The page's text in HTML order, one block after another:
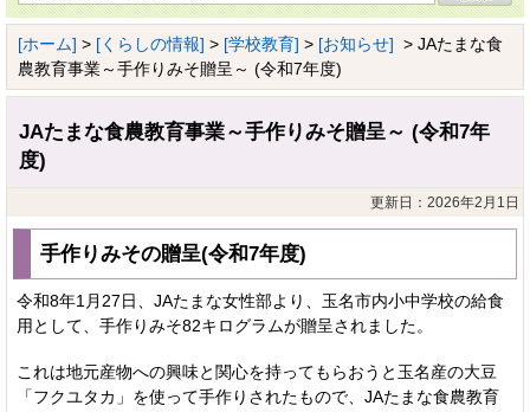
[ホーム] > [くらしの情報] > [学校教育] > [お知らせ] > JAたまな食
農教育事業～手作りみそ贈呈～ (令和7年度)
JAたまな食農教育事業～手作りみそ贈呈～ (令和7年
度)
更新日：2026年2月1日
手作りみその贈呈(令和7年度)
令和8年1月27日、JAたまな女性部より、玉名市内小中学校の給食
用として、手作りみそ82キログラムが贈呈されました。
これは地元産物への興味と関心を持ってもらおうと玉名産の大豆
「フクユタカ」を使って手作りされたもので、JAたまな食農教育